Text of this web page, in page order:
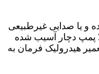
و یا صدایی غیرطبیعی
پمپ دچار آسیب شده
هیدرولیک فرمان به